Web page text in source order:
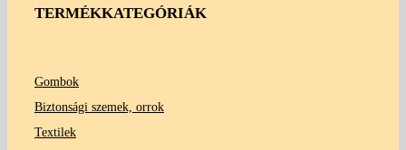
TERMÉKKATEGÓRIÁK
Gombok
Biztonsági szemek, orrok
Textilek